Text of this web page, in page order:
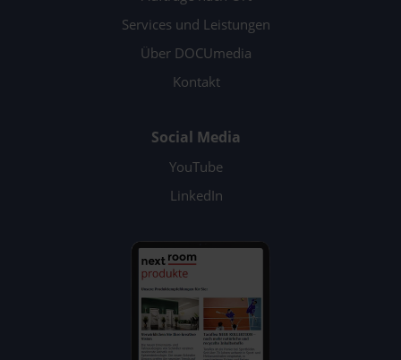
Services und Leistungen
Über DOCUmedia
Kontakt
Social Media
YouTube
LinkedIn